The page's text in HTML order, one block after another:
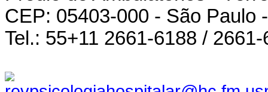
CEP: 05403-000 - São Paulo
Tel.: 55+11 2661-6188 / 2661-